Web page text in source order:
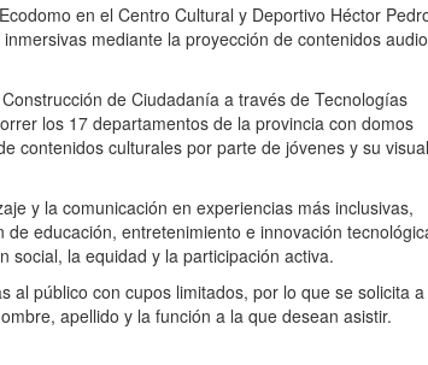
en el Centro Cultural y Deportivo Héctor
mediante la proyección de contenidos
de Ciudadanía a través de Tecnologías
los 17 departamentos de la provincia con domos
contenidos culturales por parte de jóvenes y su
y la comunicación en experiencias más inclusivas,
educación, entretenimiento e innovación
la equidad y la participación activa.
al público con cupos limitados, por lo que se solicita
apellido y la función a la que desean asistir.